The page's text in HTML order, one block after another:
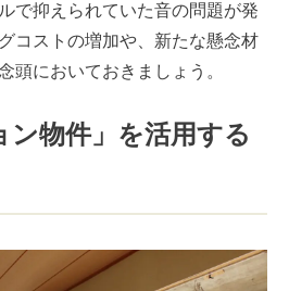
で抑えられていた音の問題が発
コストの増加や、新たな懸念材
頭においておきましょう。
ン物件」を活用する